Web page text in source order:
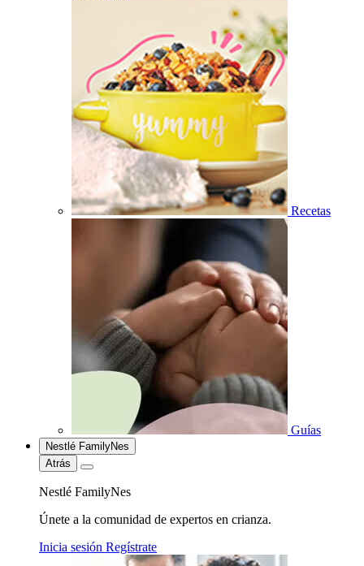
Recetas
Guías
Nestlé FamilyNes
Atrás
Nestlé FamilyNes
Únete a la comunidad de expertos en crianza.
Inicia sesión Regístrate